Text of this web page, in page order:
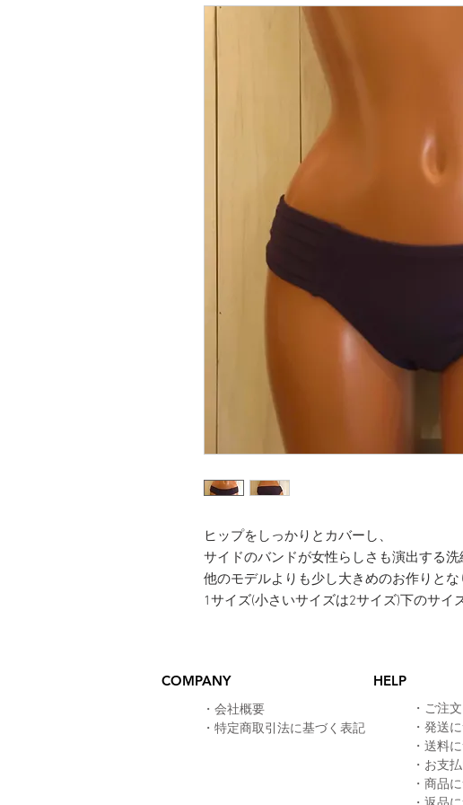
ヒップをしっかりとカバーし、
サイドのバンドが女性らしさも演出する洗
他のモデルよりも少し大きめのお作りとな
​1サイズ(小さいサイズは2サイズ)下のサイ
COMPANY HELP
​・ 会社概要
・ 特定商取引法に基づく表記
・ ご注
・ 発送
​・ 送料
・ お支
・ 商品